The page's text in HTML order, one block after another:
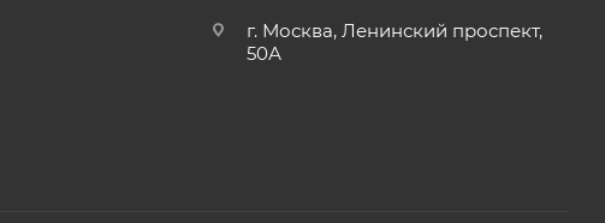
г. Москва, Ленинский проспект,
50А​